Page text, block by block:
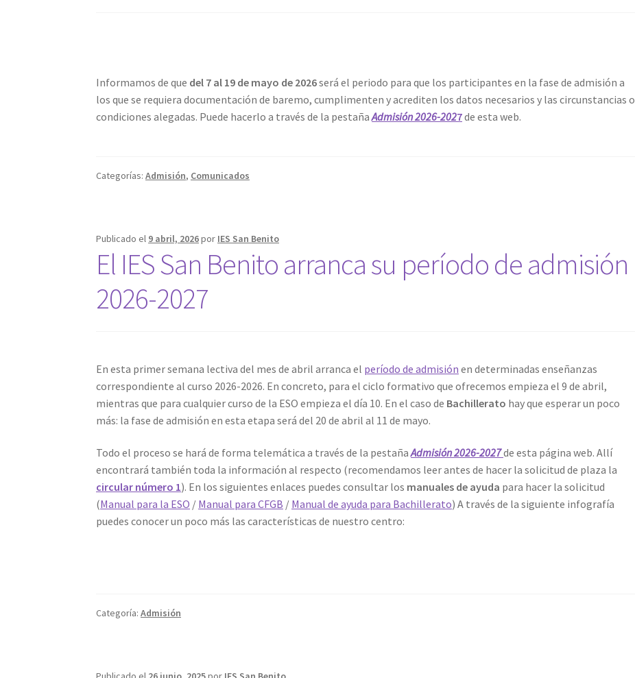
Informamos de que del 7 al 19 de mayo de 2026será el periodo para que los participantes en la fase de admisión a
los que se requiera documentación de baremo, cumplimenten y acrediten los datos necesarios y las circunstancias o
condiciones alegadas. Puede hacerlo a través de la pestañaAdmisión 2026-2027de esta web.
Categorías:Admisión, Comunicados
Publicado el 9 abril, 2026por IES San Benito
El IES San Benito arranca su período de admisión
2026-2027
En esta primer semana lectiva del mes de abril arranca el período de admisión en determinadas enseñanzas
correspondiente al curso 2026-2026. En concreto, para el ciclo formativo que ofrecemos empieza el 9 de abril,
mientras que para cualquier curso de la ESO empieza el día 10. En el caso de Bachillerato hay que esperar un poco
más: la fase de admisión en esta etapa será del 20 de abril al 11 de mayo.
Todo el proceso se hará de forma telemática a través de la pestañaAdmisión 2026-2027de esta página web. Allí
encontrará también toda la información al respecto (recomendamos leer antes de hacer la solicitud de plaza la
circular número 1). En los siguientes enlaces puedes consultar los manuales de ayuda para hacer la solicitud
(Manual para la ESO / Manual para CFGB / Manual de ayuda para Bachillerato) A través de la siguiente infografía
puedes conocer un poco más las características de nuestro centro:
Categoría:Admisión